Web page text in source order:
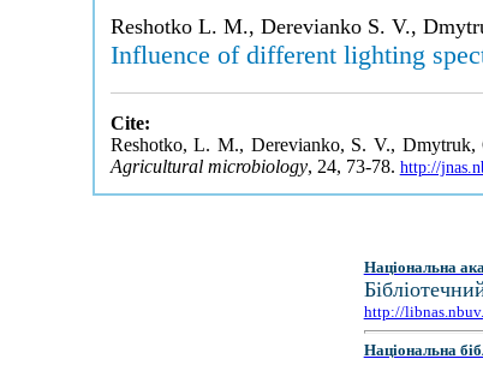
Reshotko L. M., Derevianko S. V.,
Influence of different lighting
Cite:
Reshotko, L. M., Derevianko, S. V.,
Agricultural microbiology, 24, 73-78. http://
Національна
http://
Національна